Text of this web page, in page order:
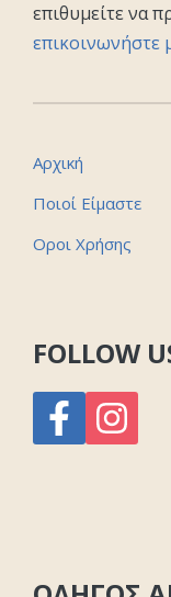
επιθυμείτε να
επικοινωνήστε
Αρχική
Ποιοί Είμαστε
Οροι Χρήσης
FOLLOW